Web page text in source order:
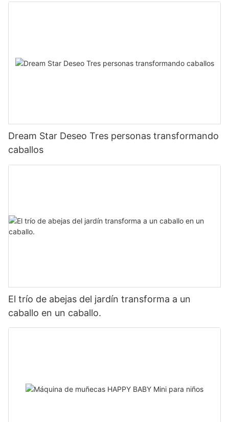
Dream Star Deseo Tres personas transformando
caballos
El trío de abejas del jardín transforma a un
caballo en un caballo.